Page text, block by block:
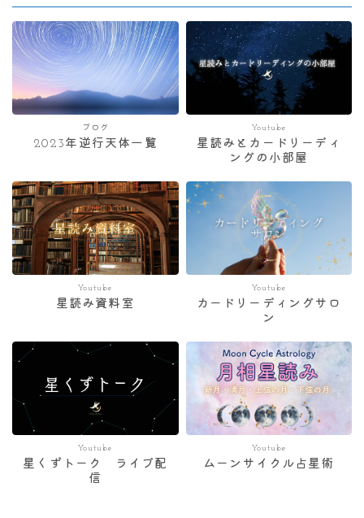
ブログ
2023年逆行天体一覧
Youtube
星読みとカードリーディ
ングの小部屋
Youtube
星読み資料室
Youtube
カードリーディングサロ
ン
Youtube
星くずトーク ライブ配
信
Youtube
ムーンサイクル占星術